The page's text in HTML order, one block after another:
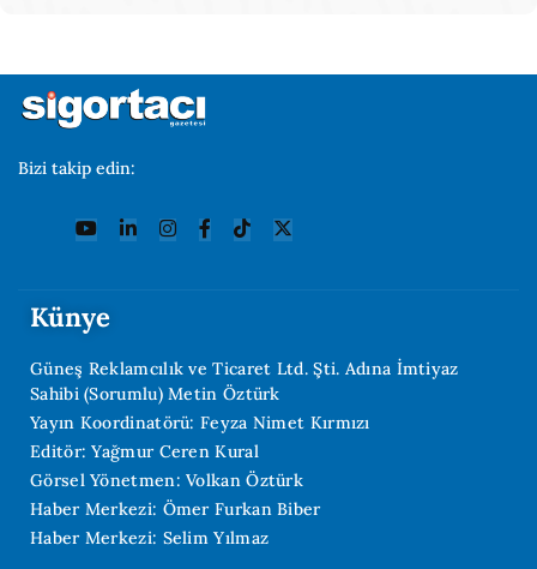
Bizi takip edin:
Künye
Güneş Reklamcılık ve Ticaret Ltd. Şti. Adına İmtiyaz
Sahibi (Sorumlu) Metin Öztürk
Yayın Koordinatörü: Feyza Nimet Kırmızı
Editör: Yağmur Ceren Kural
Görsel Yönetmen: Volkan Öztürk
Haber Merkezi: Ömer Furkan Biber
Haber Merkezi: Selim Yılmaz